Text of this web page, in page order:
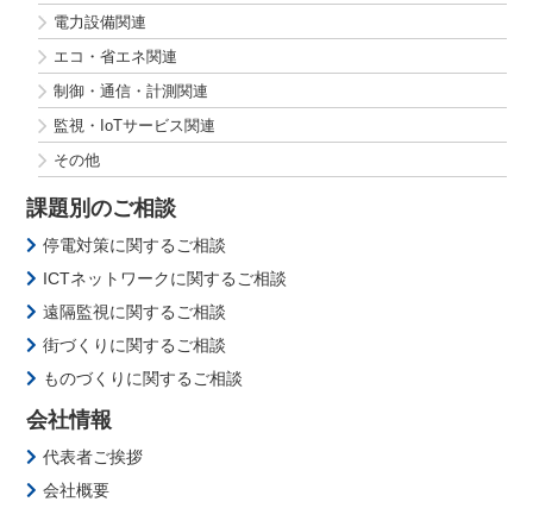
電力設備関連
エコ・省エネ関連
制御・通信・計測関連
監視・IoTサービス関連
その他
課題別のご相談
停電対策に関するご相談
ICTネットワークに関するご相談
遠隔監視に関するご相談
街づくりに関するご相談
ものづくりに関するご相談
会社情報
代表者ご挨拶
会社概要